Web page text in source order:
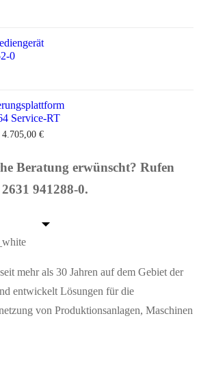
0
Service-RT
4.705,00 €
Beratung erwünscht? Rufen
941288-0.
mehr als 30 Jahren auf dem Gebiet der
entwickelt Lösungen für die
von Produktionsanlagen, Maschinen